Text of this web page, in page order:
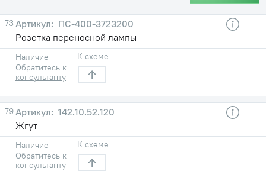
73
ПС-400-3723200
Розетка переносной лампы
Наличие
Обратитесь к
консультанту
К схеме
79
142.10.52.120
Жгут
Наличие
Обратитесь к
консультанту
К схеме